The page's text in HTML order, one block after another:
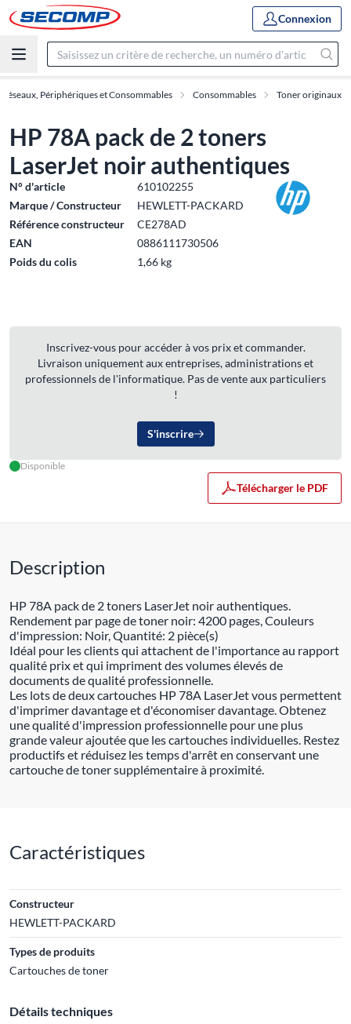
Connexion
Réseaux, Périphériques et Consommables Consommables Toner originaux
HP 78A pack de 2 toners
LaserJet noir authentiques
N° d'article
610102255
Marque / Constructeur
HEWLETT-PACKARD
Référence constructeur
CE278AD
EAN
0886111730506
Poids du colis
1,66 kg
Inscrivez-vous pour accéder à vos prix et commander.
Livraison uniquement aux entreprises, administrations et
professionnels de l'informatique. Pas de vente aux particuliers
!
S'inscrire
Disponible
Télécharger le PDF
Description
HP 78A pack de 2 toners LaserJet noir authentiques.
Rendement par page de toner noir: 4200 pages, Couleurs
d'impression: Noir, Quantité: 2 pièce(s)
Idéal pour les clients qui attachent de l'importance au rapport
qualité prix et qui impriment des volumes élevés de
documents de qualité professionnelle.
Les lots de deux cartouches HP 78A LaserJet vous permettent
d'imprimer davantage et d'économiser davantage. Obtenez
une qualité d'impression professionnelle pour une plus
grande valeur ajoutée que les cartouches individuelles. Restez
productifs et réduisez les temps d'arrêt en conservant une
cartouche de toner supplémentaire à proximité.
Caractéristiques
Constructeur
HEWLETT-PACKARD
Types de produits
Cartouches de toner
Détails techniques